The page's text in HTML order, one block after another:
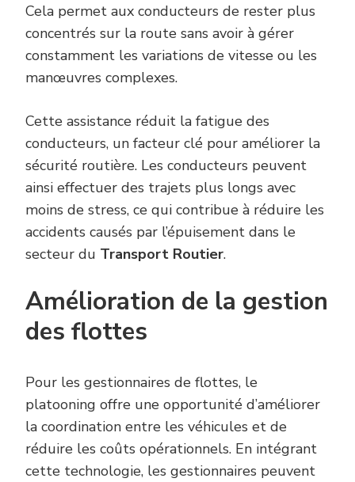
Cela permet aux conducteurs de rester plus
concentrés sur la route sans avoir à gérer
constamment les variations de vitesse ou les
manœuvres complexes.
Cette assistance réduit la fatigue des
conducteurs, un facteur clé pour améliorer la
sécurité routière. Les conducteurs peuvent
ainsi effectuer des trajets plus longs avec
moins de stress, ce qui contribue à réduire les
accidents causés par l’épuisement dans le
secteur du Transport Routier.
Amélioration de la gestion
des flottes
Pour les gestionnaires de flottes, le
platooning offre une opportunité d’améliorer
la coordination entre les véhicules et de
réduire les coûts opérationnels. En intégrant
cette technologie, les gestionnaires peuvent